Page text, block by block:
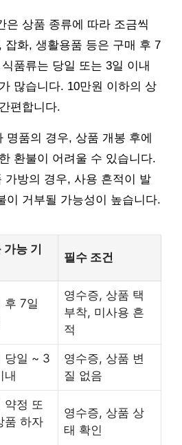
은 상품 종류에 따라 조금씩
잡화, 생활용품 등은 구매 후 7
품류는 당일 또는 3일 이내
많습니다. 10만원 이하의 상
편합니다.
명품의 경우, 상품 개봉 후에
환불이 어려울 수 있습니다.
가방의 경우, 사용 흔적이 발
이 거부될 가능성이 높습니다.
능 기
필수 조건
후 7일
영수증, 상품 택
부착, 미사용 흔
적
당일 ~ 3
내
영수증, 상품 변
질 없음
약정 또
품 하자
영수증, 상품 상
태 확인